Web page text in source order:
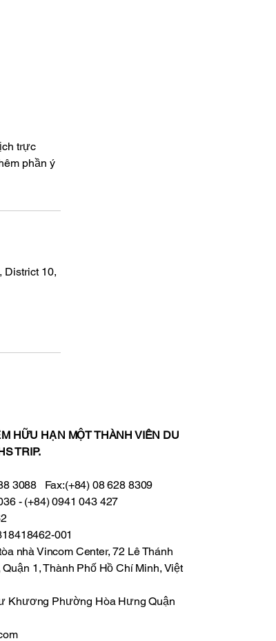
trực
phần ý
10,
HỮU HẠN MỘT THÀNH VIÊN DU
TRIP.
3088 Fax:(+84) 08 628 8309
- (+84) 0941 043 427
001
nhà Vincom Center, 72 Lê Thánh
1, Thành Phố Hồ Chí Minh, Việt
Khương Phường Hòa Hưng Quận